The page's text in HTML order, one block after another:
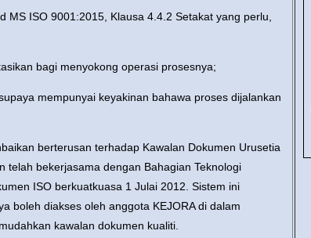
ISO 9001:2015, Klausa 4.4.2 Setakat yang perlu,
bagi menyokong operasi prosesnya;
mempunyai keyakinan bahawa proses dijalankan
berterusan terhadap Kawalan Dokumen Urusetia
telah bekerjasama dengan Bahagian Teknologi
ISO berkuatkuasa 1 Julai 2012. Sistem ini
boleh diakses oleh anggota KEJORA di dalam
kawalan dokumen kualiti.